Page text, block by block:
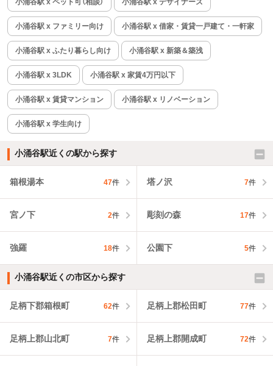
小涌谷駅 x ペット可（相談） 小涌谷駅 x デザイナーズ
小涌谷駅 x ファミリー向け 小涌谷駅 x 借家・賃貸一戸建て・一軒家
小涌谷駅 x ふたり暮らし向け 小涌谷駅 x 新築＆築浅
小涌谷駅 x 3LDK 小涌谷駅 x 家賃4万円以下
小涌谷駅 x 賃貸マンション 小涌谷駅 x リノベーション
小涌谷駅 x 学生向け
小涌谷駅近くの駅から探す
箱根湯本 47件 塔ノ沢 7件
宮ノ下 2件 彫刻の森 17件
強羅 18件 公園下 5件
小涌谷駅近くの市区から探す
足柄下郡箱根町 62件 足柄上郡松田町 77件
足柄上郡山北町 7件 足柄上郡開成町 72件